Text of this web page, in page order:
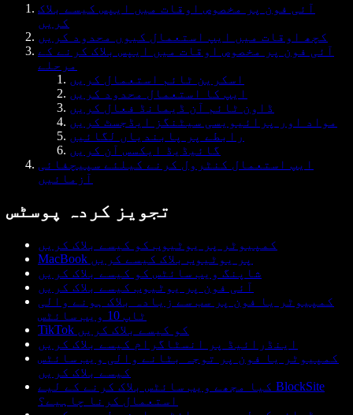
آئی فون پر مخصوص اوقات میں ایپس کیسے بلاک
کریں
کچھ اوقات میں ایپ استعمال کیوں محدود کریں
آئی فون پر مخصوص اوقات میں ایپس بلاک کرنے کے
مرحلے
اسکرین ٹائم استعمال کریں
ایپ کا استعمال محدود کریں
ڈاون ٹائم آن ڈیمانڈ فعال کریں
مواد اور پرائیویسی سیٹنگز ایڈجسٹ کریں
رابطے پر پابندیاں لگائیں
گائیڈیڈ ایکسس آن کریں
ایپ استعمال کنٹرول کرنے کیلئے سپیچفائی
آزمائیں
تجویز کردہ پوسٹس
کمپیوٹر پر یوٹیوب کو کیسے بلاک کریں
MacBook پر یوٹیوب بلاک کیسے کریں
شاپنگ ویب سائٹس کو کیسے بلاک کریں
آئی فون پر یوٹیوب کیسے بلاک کریں
کمپیوٹر یا فون پر سب سے زیادہ بلاک ہونے والی
ٹاپ 10 ویب سائٹس
TikTok کو کیسے بلاک کریں
اینڈرائیڈ پر انسٹاگرام کیسے بلاک کریں
کمپیوٹر یا فون پر توجہ بٹانے والی ویب سائٹس
کیسے بلاک کریں
کیا مجھے ویب سائٹس بلاک کرنے کے لیے BlockSite
استعمال کرنا چاہیے؟